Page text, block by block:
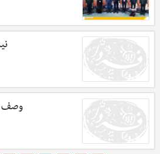
وصف